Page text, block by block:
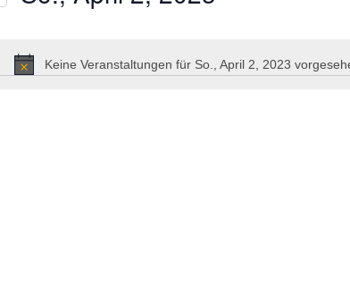
Keine Veranstaltungen für So., April 2, 2023